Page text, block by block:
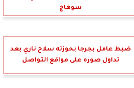
سوهاج
ضبط عامل بجرجا بحوزته سلاح ناري بعد
تداول صوره على مواقع التواصل